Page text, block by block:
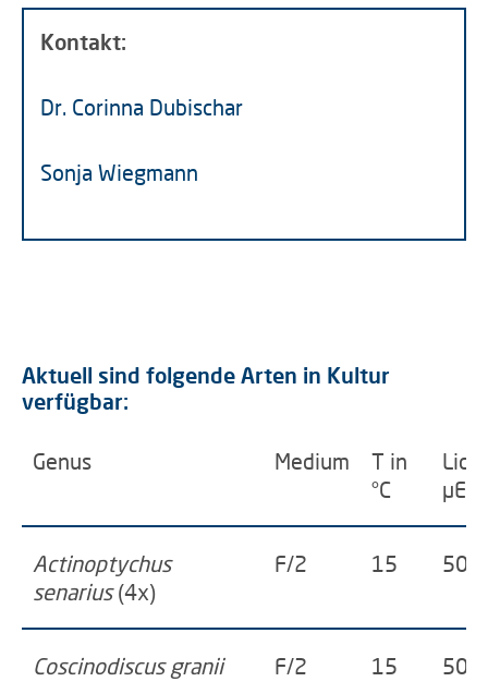
Kontakt:
Dr. Corinna Dubischar
Sonja Wiegmann
Aktuell sind folgende Arten in Kultur
verfügbar:
Genus Medium
T in
°C
µE
Actinoptychus
senarius(4x)
F/2 15 50
Coscinodiscus granii F/2 15 50